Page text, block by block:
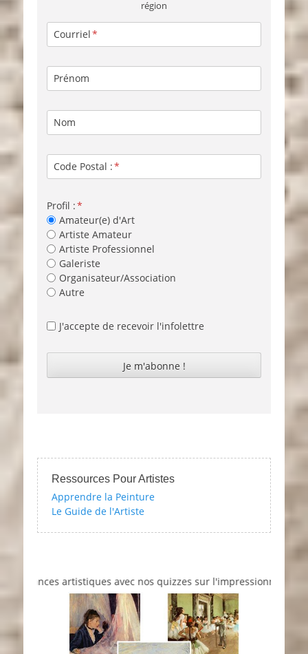
région
Courriel
Prénom
Nom
Code Postal :
Profil :
Amateur(e) d'Art
Artiste Amateur
Artiste Professionnel
Galeriste
Organisateur/Association
Autre
J'accepte de recevoir l'infolettre
Ressources Pour Artistes
Apprendre la Peinture
Le Guide de l'Artiste
artistiques avec nos quizzes sur l'impressionnisme, les